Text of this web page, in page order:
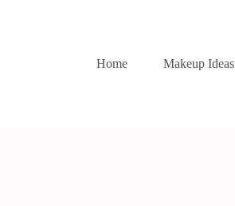
Home Makeup Ideas